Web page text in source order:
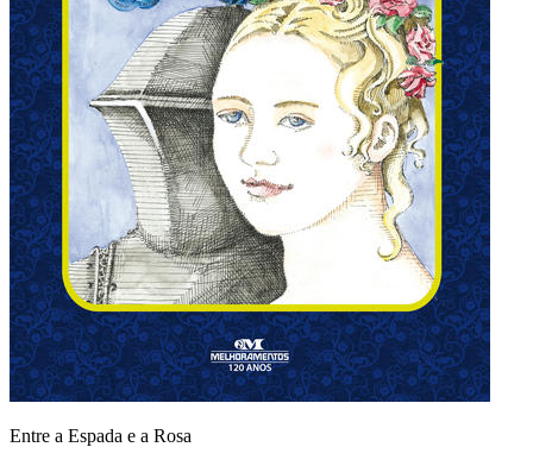
Entre a Espada e a Rosa